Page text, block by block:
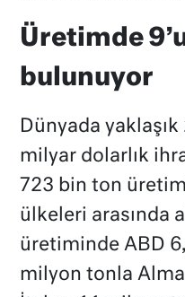
Üretimde
bulunuyor
Dünyada
milyar dolarlık
723 bin ton
ülkeleri arasında
üretiminde ABD
milyon tonla